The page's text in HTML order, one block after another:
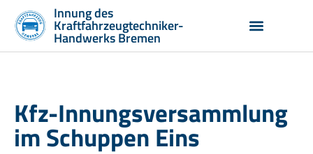
Innung des
Kraftfahrzeugtechniker-
Handwerks Bremen
Kfz-Innungsversammlung
im Schuppen Eins